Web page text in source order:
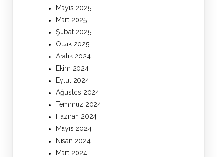
Mayıs 2025
Mart 2025
Şubat 2025
Ocak 2025
Aralık 2024
Ekim 2024
Eylül 2024
Ağustos 2024
Temmuz 2024
Haziran 2024
Mayıs 2024
Nisan 2024
Mart 2024